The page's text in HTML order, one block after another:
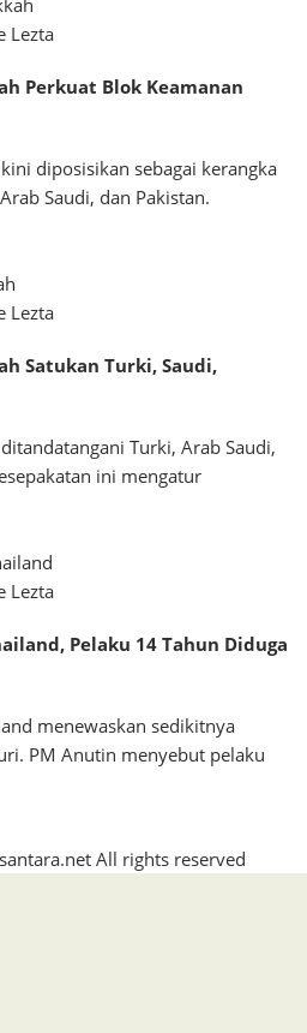
Lezta
Perkuat Blok Keamanan
diposisikan sebagai kerangka
Saudi, dan Pakistan.
Lezta
Satukan Turki, Saudi,
Turki, Arab Saudi,
ini mengatur
Lezta
Pelaku 14 Tahun Diduga
menewaskan sedikitnya
PM Anutin menyebut pelaku
All rights reserved